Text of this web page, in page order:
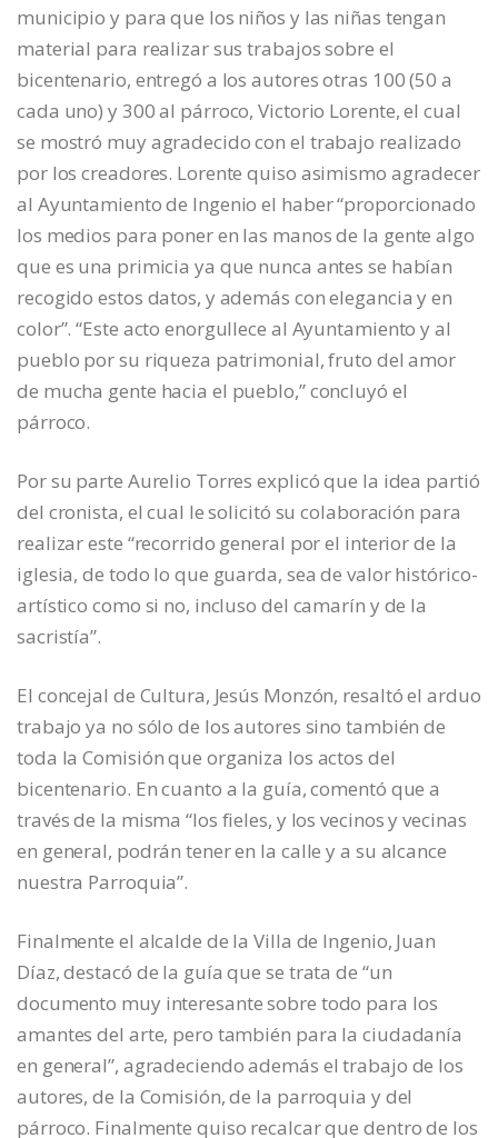
municipio y para que los niños y las niñas tengan
material para realizar sus trabajos sobre el
bicentenario, entregó a los autores otras 100 (50 a
cada uno) y 300 al párroco, Victorio Lorente, el cual
se mostró muy agradecido con el trabajo realizado
por los creadores. Lorente quiso asimismo agradecer
al Ayuntamiento de Ingenio el haber “proporcionado
los medios para poner en las manos de la gente algo
que es una primicia ya que nunca antes se habían
recogido estos datos, y además con elegancia y en
color”. “Este acto enorgullece al Ayuntamiento y al
pueblo por su riqueza patrimonial, fruto del amor
de mucha gente hacia el pueblo,” concluyó el
párroco.
Por su parte Aurelio Torres explicó que la idea partió
del cronista, el cual le solicitó su colaboración para
realizar este “recorrido general por el interior de la
iglesia, de todo lo que guarda, sea de valor histórico-
artístico como si no, incluso del camarín y de la
sacristía”.
El concejal de Cultura, Jesús Monzón, resaltó el arduo
trabajo ya no sólo de los autores sino también de
toda la Comisión que organiza los actos del
bicentenario. En cuanto a la guía, comentó que a
través de la misma “los fieles, y los vecinos y vecinas
en general, podrán tener en la calle y a su alcance
nuestra Parroquia”.
Finalmente el alcalde de la Villa de Ingenio, Juan
Díaz, destacó de la guía que se trata de “un
documento muy interesante sobre todo para los
amantes del arte, pero también para la ciudadanía
en general”, agradeciendo además el trabajo de los
autores, de la Comisión, de la parroquia y del
párroco. Finalmente quiso recalcar que dentro de los